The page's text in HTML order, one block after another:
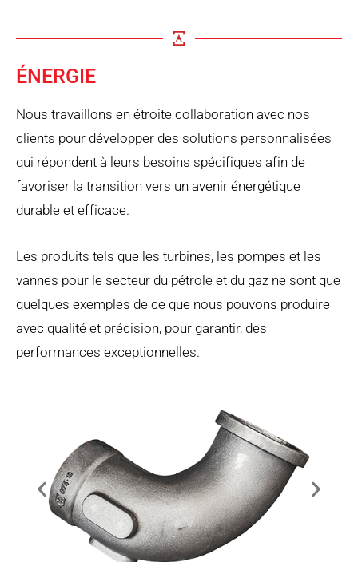
ÉNERGIE
Nous travaillons en étroite collaboration avec nos
clients pour développer des solutions personnalisées
qui répondent à leurs besoins spécifiques afin de
favoriser la transition vers un avenir énergétique
durable et efficace.
Les produits tels que les turbines, les pompes et les
vannes pour le secteur du pétrole et du gaz ne sont que
quelques exemples de ce que nous pouvons produire
avec qualité et précision, pour garantir, des
performances exceptionnelles.